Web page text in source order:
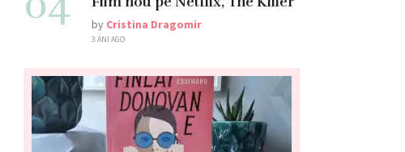
by Cristina Dragomir
3 ANI AGO